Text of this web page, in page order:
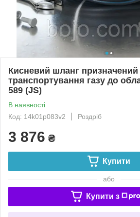
Кисневий шланг призначений
транспортування газу до
589 (JS)
В наявності
Код: 14k01p083v2
Роздріб
3 876 ₴
Купити
або
Купити з